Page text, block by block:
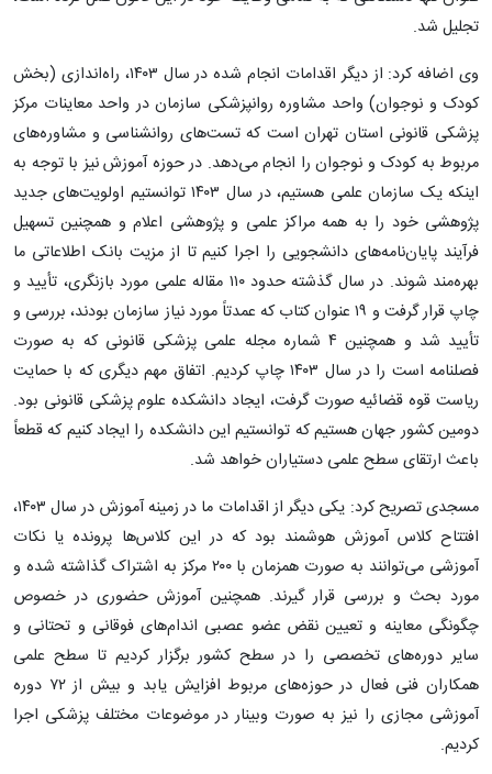
تجلیل شد.
وی اضافه کرد: از دیگر اقدامات انجام شده در سال ۱۴۰۳، راه‌اندازی (بخش
کودک و نوجوان) واحد مشاوره روانپزشکی سازمان در واحد معاینات مرکز
پزشکی قانونی استان تهران است که تست‌های روانشناسی و مشاوره‌های
مربوط به کودک و نوجوان را انجام می‌دهد. در حوزه آموزش نیز با توجه به
اینکه یک سازمان علمی هستیم، در سال ۱۴۰۳ توانستیم اولویت‌های جدید
پژوهشی خود را به همه مراکز علمی و پژوهشی اعلام و همچنین تسهیل
فرآیند پایان‌نامه‌های دانشجویی را اجرا کنیم تا از مزیت بانک اطلاعاتی ما
بهره‌مند شوند. در سال گذشته حدود ۱۱۰ مقاله علمی مورد بازنگری، تأیید و
چاپ قرار گرفت و ۱۹ عنوان کتاب که عمدتاً مورد نیاز سازمان بودند، بررسی و
تأیید شد و همچنین ۴ شماره مجله علمی پزشکی قانونی که به صورت
فصلنامه است را در سال ۱۴۰۳ چاپ کردیم. اتفاق مهم دیگری که با حمایت
ریاست قوه قضائیه صورت گرفت، ایجاد دانشکده علوم پزشکی قانونی بود.
دومین کشور جهان هستیم که توانستیم این دانشکده را ایجاد کنیم که قطعاً
باعث ارتقای سطح علمی دستیاران خواهد شد.
مسجدی تصریح کرد: یکی دیگر از اقدامات ما در زمینه آموزش در سال ۱۴۰۳،
افتتاح کلاس آموزش هوشمند بود که در این کلاس‌ها پرونده یا نکات
آموزشی می‌توانند به صورت همزمان با ۲۰۰ مرکز به اشتراک گذاشته شده و
مورد بحث و بررسی قرار گیرند. همچنین آموزش حضوری در خصوص
چگونگی معاینه و تعیین نقض عضو عصبی اندام‌های فوقانی و تحتانی و
سایر دوره‌های تخصصی را در سطح کشور برگزار کردیم تا سطح علمی
همکاران فنی فعال در حوزه‌های مربوط افزایش یابد و بیش از ۷۲ دوره
آموزشی مجازی را نیز به صورت وبینار در موضوعات مختلف پزشکی اجرا
کردیم.